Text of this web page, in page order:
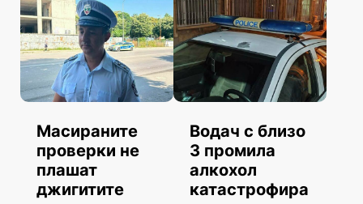
Масираните
проверки не
плашат
джигитите
Водач с близо
3 промила
алкохол
катастрофира